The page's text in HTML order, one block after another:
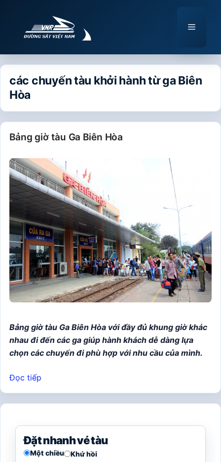
Menu
các chuyến tàu khởi hành từ ga Biên
Hòa
Bảng giờ tàu Ga Biên Hòa
Bảng giờ tàu Ga Biên Hòa với đầy đủ khung giờ khác
nhau đi đến các ga giúp hành khách dễ dàng lựa
chọn các chuyến đi phù hợp với nhu cầu của mình.
Đọc tiếp
Đặt nhanh vé tàu
Một chiều Khứ hồi